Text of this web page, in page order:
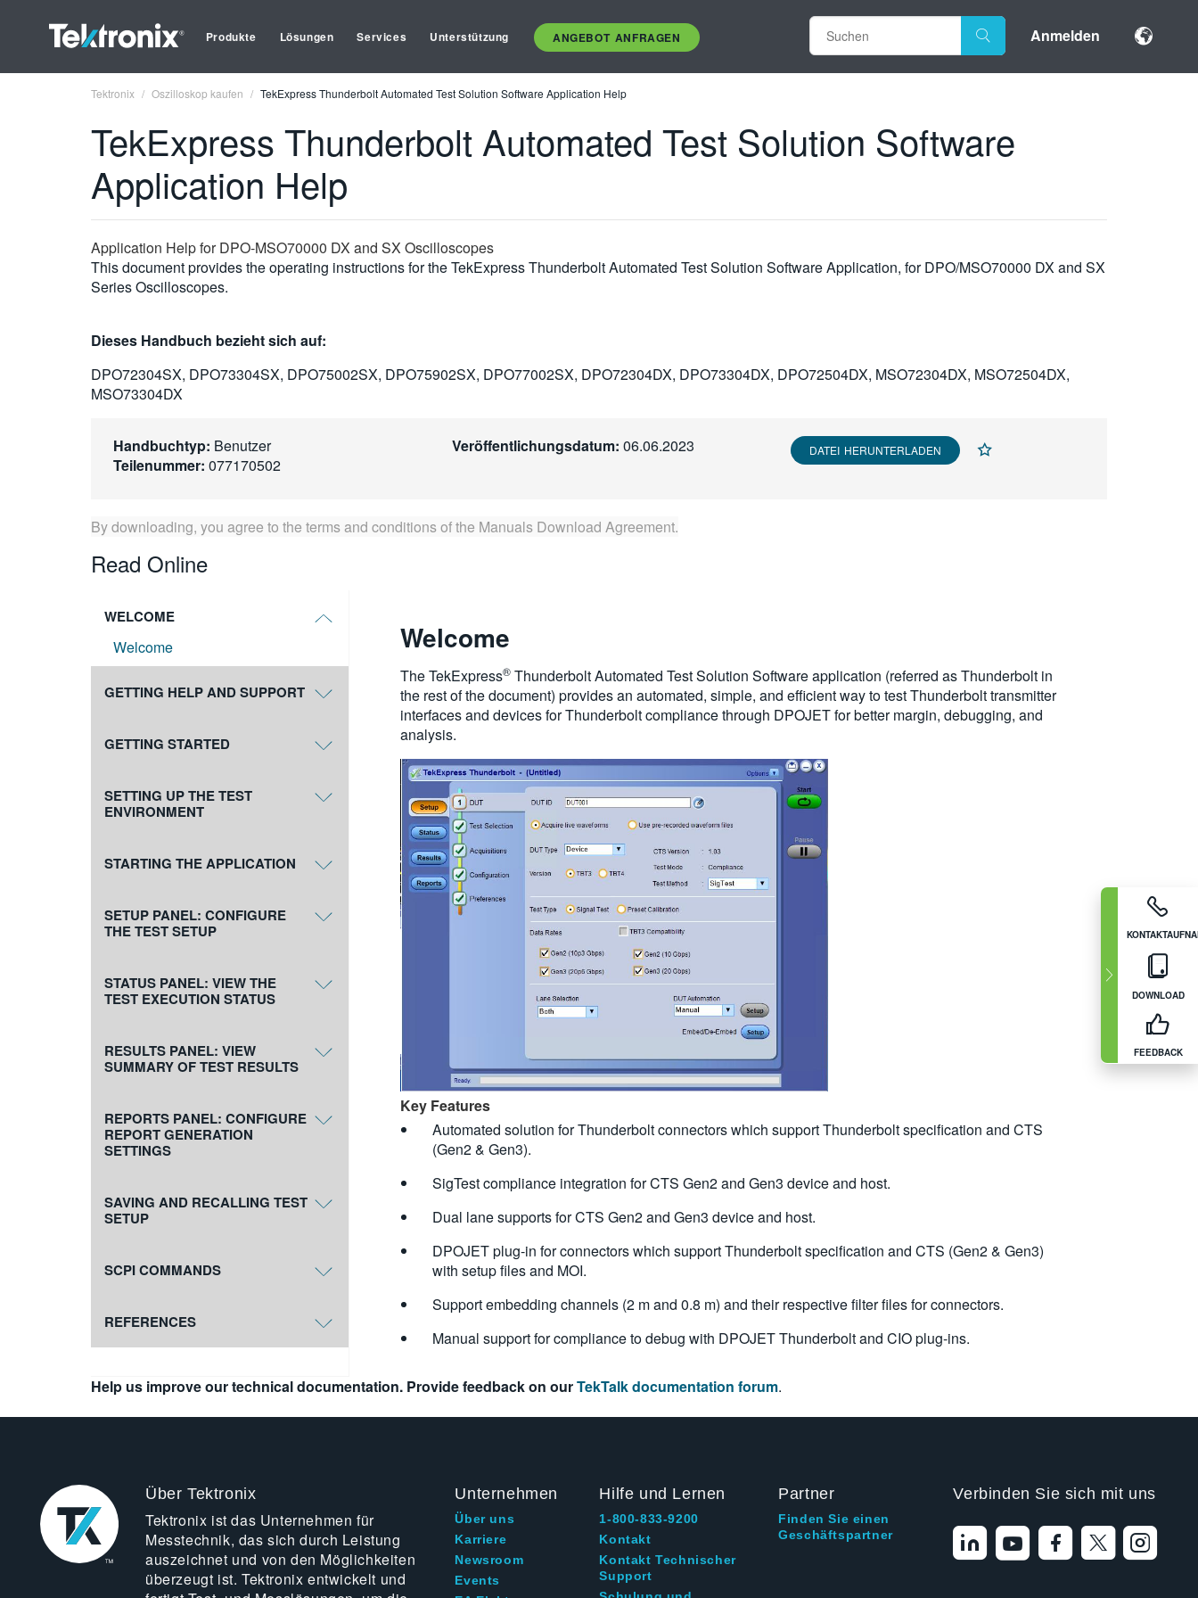
Produkte Lösungen Services Unterstützung ANGEBOT ANFRAGEN Anmelden
DOWNLOAD
FEEDBACK
Tektronix Oszilloskop kaufen TekExpress Thunderbolt Automated Test Solution Software Application Help
TekExpress Thunderbolt Automated Test Solution Software
Application Help
Application Help for DPO-MSO70000 DX and SX Oscilloscopes
This document provides the operating instructions for the TekExpress Thunderbolt Automated Test Solution Software Application, for DPO/MSO70000 DX and SX
Series Oscilloscopes.
Dieses Handbuch bezieht sich auf:
DPO72304SX, DPO73304SX, DPO75002SX, DPO75902SX, DPO77002SX, DPO72304DX, DPO73304DX, DPO72504DX, MSO72304DX, MSO72504DX,
MSO73304DX
Handbuchtyp: Benutzer
Teilenummer: 077170502
Veröffentlichungsdatum: 06.06.2023 DATEI HERUNTERLADEN
By downloading, you agree to the terms and conditions of the Manuals Download Agreement.
Read Online
WELCOME
Welcome
GETTING HELP AND SUPPORT
GETTING STARTED
SETTING UP THE TEST
ENVIRONMENT
STARTING THE APPLICATION
SETUP PANEL: CONFIGURE
THE TEST SETUP
STATUS PANEL: VIEW THE
TEST EXECUTION STATUS
RESULTS PANEL: VIEW
SUMMARY OF TEST RESULTS
REPORTS PANEL: CONFIGURE
REPORT GENERATION
SETTINGS
SAVING AND RECALLING TEST
SETUP
SCPI COMMANDS
REFERENCES
Welcome
The TekExpress® Thunderbolt Automated Test Solution Software application (referred as Thunderbolt in
the rest of the document) provides an automated, simple, and efficient way to test Thunderbolt transmitter
interfaces and devices for Thunderbolt compliance through DPOJET for better margin, debugging, and
analysis.
Key Features
Automated solution for Thunderbolt connectors which support Thunderbolt specification and CTS
(Gen2 & Gen3).
SigTest compliance integration for CTS Gen2 and Gen3 device and host.
Dual lane supports for CTS Gen2 and Gen3 device and host.
DPOJET plug-in for connectors which support Thunderbolt specification and CTS (Gen2 & Gen3)
with setup files and MOI.
Support embedding channels (2 m and 0.8 m) and their respective filter files for connectors.
Manual support for compliance to debug with DPOJET Thunderbolt and CIO plug-ins.
Help us improve our technical documentation. Provide feedback on ourTekTalk documentation forum.
Über Tektronix
Tektronix ist das Unternehmen für
Messtechnik, das sich durch Leistung
auszeichnet und von den Möglichkeiten
überzeugt ist. Tektronix entwickelt und
Unternehmen
Über uns
Karriere
Newsroom
Events
Hilfe und Lernen
1-800-833-9200
Kontakt
Kontakt Technischer
Support
Partner
Finden Sie einen
Geschäftspartner
Verbinden Sie sich mit uns